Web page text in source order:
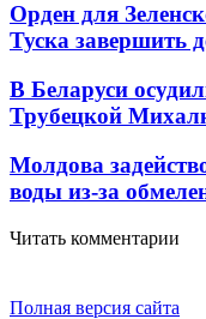
Орден для
Туска завершить
В Беларуси
Трубецкой
Молдова
воды из-за
Читать комментарии
Полная версия сайта